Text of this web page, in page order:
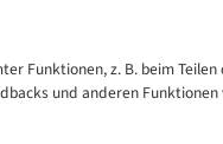
Funktionen, z. B. beim
und anderen Funktionen